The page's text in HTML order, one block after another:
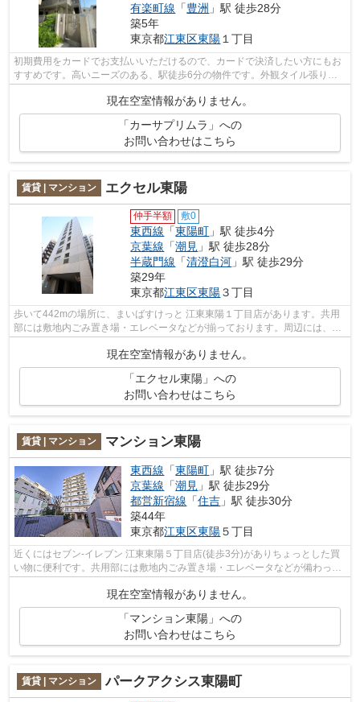
有楽町線 「豊洲 」駅 徒歩28分
築5年
東京都江東区東陽 １丁目
初期費用をカードでお支払いいただけるので、カードで決済したい方にもお
すすめです。高いニーズのある、駅徒歩6分の物件です。外観タイル張り
は、いつまでも外観をきれいに保ちます。...
現在空室情報がありません。
「カーサプリムラ」への
お問い合わせはこちら
賃貸 | マンション エクセル東陽
仲手半額 敷0
東西線 「東陽町 」駅 徒歩4分
京葉線 「潮見 」駅 徒歩28分
半蔵門線 「清澄白河 」駅 徒歩29分
築29年
東京都江東区東陽３丁目
歩いて442mの場所に、まいばすけっと 江東東陽１丁目店があります。共用
部には敷地内ごみ置き場・エレベータなどが揃っております。周辺には、徒
現在空室情報がありません。
「エクセル東陽」への
お問い合わせはこちら
賃貸 | マンション マンション東陽
東西線 「東陽町 」駅 徒歩7分
京葉線 「潮見 」駅 徒歩29分
都営新宿線 「住吉 」駅 徒歩30分
築44年
東京都江東区東陽５丁目
近くにはセブン-イレブン 江東東陽５丁目店(徒歩3分)がありちょっとした買
い物に便利です。共用部には敷地内ごみ置き場・エレベータなどが備わって
おりとても充実しています。造りとデ...
現在空室情報がありません。
「マンション東陽」への
お問い合わせはこちら
賃貸 | マンション パークアクシス東陽町